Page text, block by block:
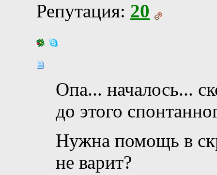
Репутация: 20
Опа... началось...
до этого
Нужна помощь в
не варит?